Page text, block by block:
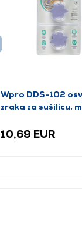
Wpro DDS-102
zraka za sušilicu,
10,69 EUR